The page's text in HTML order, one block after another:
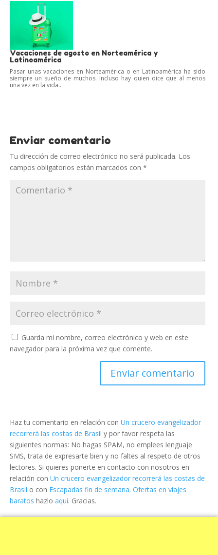
Vacaciones de agosto en Norteamérica y
Latinoamérica
Pasar unas vacaciones en Norteamérica o en Latinoamérica ha sido
siempre un sueño de muchos. Incluso hay quien dice que al menos
una vez en la vida...
Enviar comentario
Tu dirección de correo electrónico no será publicada. Los
campos obligatorios están marcados con *
Guarda mi nombre, correo electrónico y web en este
navegador para la próxima vez que comente.
Haz tu comentario en relación con Un crucero evangelizador
recorrerá las costas de Brasil y por favor respeta las
siguientes normas: No hagas SPAM, no emplees lenguaje
SMS, trata de expresarte bien y no faltes al respeto de otros
lectores. Si quieres ponerte en contacto con nosotros en
relación con Un crucero evangelizador recorrerá las costas de
Brasil o con Escapadas fin de semana. Ofertas en viajes
baratos hazlo aquí. Gracias.